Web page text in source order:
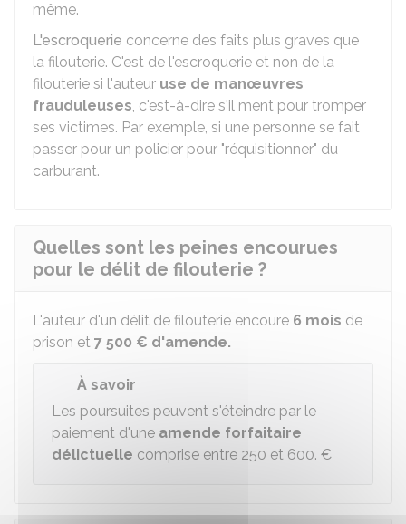
même.
L'escroquerie concerne des faits plus graves que
la filouterie. C'est de l'escroquerie et non de la
filouterie si l'auteur use de manœuvres
frauduleuses, c'est-à-dire s'il ment pour tromper
ses victimes. Par exemple, si une personne se fait
passer pour un policier pour "réquisitionner" du
carburant.
Quelles sont les peines encourues
pour le délit de filouterie ?
L'auteur d'un délit de filouterie encoure 6 mois de
prison et 7 500 € d'amende.
À savoir
Les poursuites peuvent s'éteindre par le
paiement d'une amende forfaitaire
délictuelle comprise entre 250 et 600. €